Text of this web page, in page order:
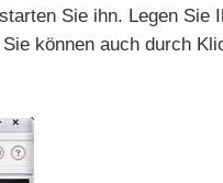
Sie ihn. Legen Sie
können auch durch